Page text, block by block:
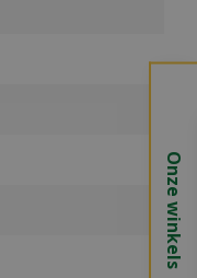
Onze winkels